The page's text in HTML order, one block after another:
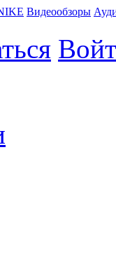
Видеообзоры